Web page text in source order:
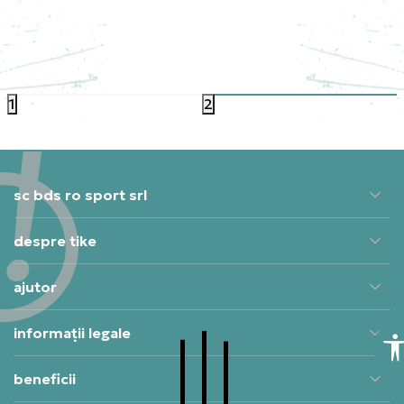
CAN
PRET SPECIAL
1 2
sc bds ro sport srl
despre tike
ajutor
informații legale
beneficii